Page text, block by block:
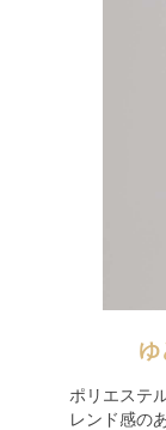
ゆ
ポリエステ
レンド感の